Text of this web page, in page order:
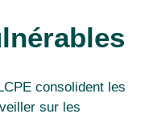
consolident les
sur les